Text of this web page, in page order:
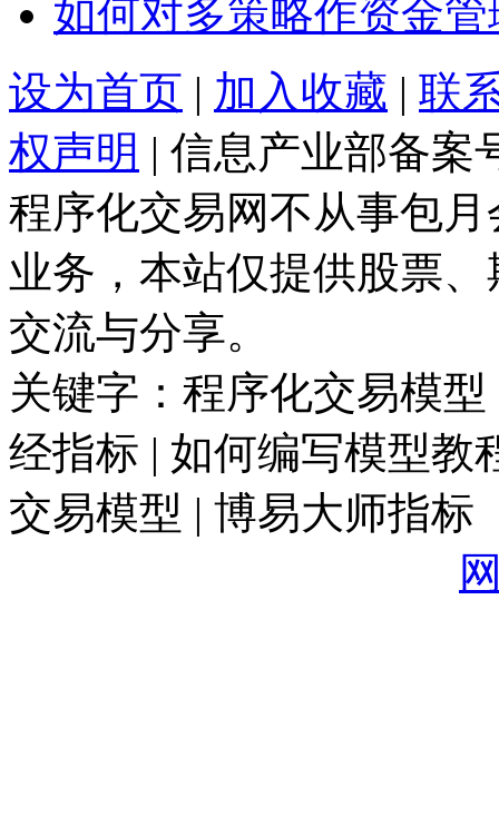
如何对多策略作资金
设为首页 | 加入收藏 | 联
权声明 | 信息产业部备案
程序化交易网不从事包
业务，本站仅提供股票
交流与分享。
关键字：程序化交易模
经指标 | 如何编写模型教
交易模型 | 博易大师指标